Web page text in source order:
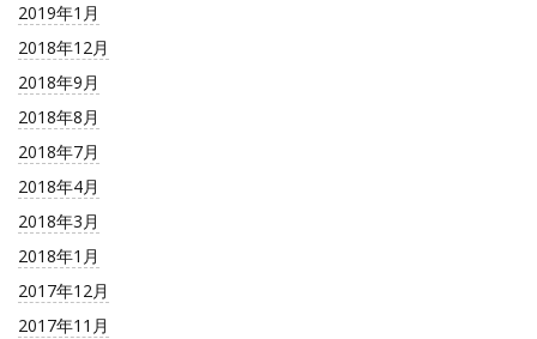
2019年1月
2018年12月
2018年9月
2018年8月
2018年7月
2018年4月
2018年3月
2018年1月
2017年12月
2017年11月